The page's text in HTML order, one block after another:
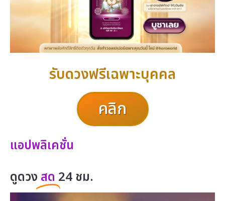
รับดวงฟรีเฉพาะบุคคล
คลิก
แอปพลิเคชั่น
ดูดวง สด 24 ชม.